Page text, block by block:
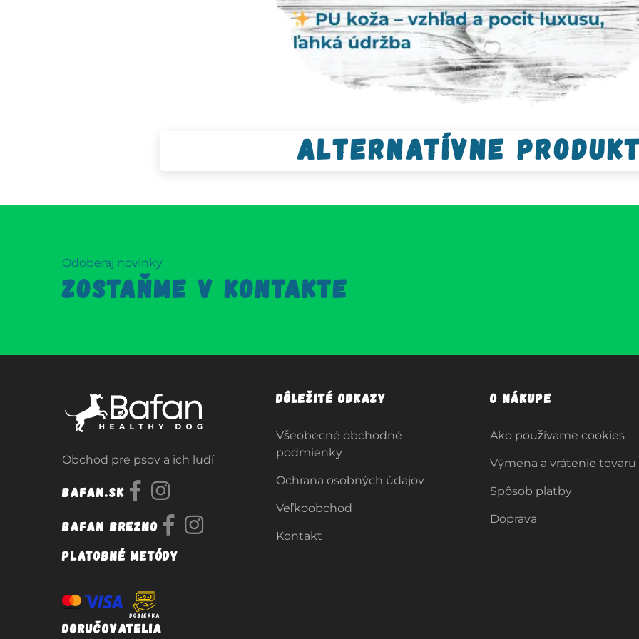
Alternatívne
Odoberaj novinky
ZOSTAŇME V KONTAKTE
Obchod pre psov a ich ludí
Bafan.sk
Bafan Brezno
Platobné metódy
Doručovatelia
Dôležité odkazy
Všeobecné obchodné
podmienky
Ochrana osobných údajov
Veľkoobchod
Kontakt
O nákupe
Ako používame cookies
Výmena a vrátenie tovaru
Spôsob platby
Doprava